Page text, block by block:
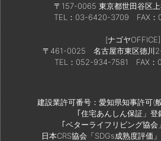
〒157-0065 東京都世田谷区
TEL：03-6420-3709 FAX：
[ナゴヤOFFICE]
〒461-0025 名古屋市東区徳川
TEL：052-934-7581
FAX：
建設業許可番号：愛知県知事許
｢住宅あんしん保証」登
｢ベターライフリビング協会
日本CRS協会「SDGs成熟度評